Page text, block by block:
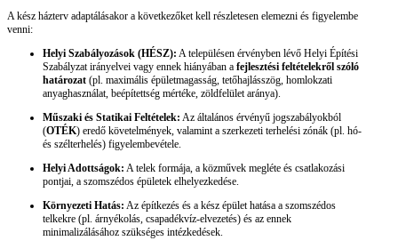
A kész házterv adaptálásakor a következőket kell részletesen elemezni és figyelembe
venni:
Helyi Szabályozások (HÉSZ): A településen érvényben lévő Helyi Építési
Szabályzat irányelvei vagy ennek hiányában a fejlesztési feltételekről szóló
határozat (pl. maximális épületmagasság, tetőhajlásszög, homlokzati
anyaghasználat, beépítettség mértéke, zöldfelület aránya).
Műszaki és Statikai Feltételek: Az általános érvényű jogszabályokból
(OTÉK) eredő követelmények, valamint a szerkezeti terhelési zónák (pl. hó-
és szélterhelés) figyelembevétele.
Helyi Adottságok: A telek formája, a közművek megléte és csatlakozási
pontjai, a szomszédos épületek elhelyezkedése.
Környezeti Hatás: Az építkezés és a kész épület hatása a szomszédos
telkekre (pl. árnyékolás, csapadékvíz-elvezetés) és az ennek
minimalizálásához szükséges intézkedések.